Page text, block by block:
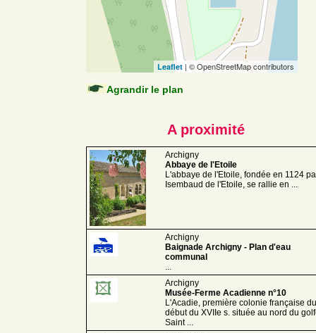
Leaflet | © OpenStreetMap contributors
Agrandir le plan
A proximité
Archigny
Abbaye de l'Etoile
L'abbaye de l'Etoile, fondée en 1124
Isembaud de l'Etoile, se rallie en ...
Archigny
Baignade Archigny - Plan d'eau
communal
...
Archigny
Musée-Ferme Acadienne n°10
L'Acadie, première colonie française du
début du XVIIe s. située au nord du
Saint ...